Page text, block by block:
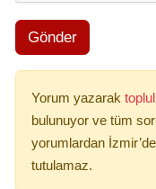
Gönder
Yorum yazarak
bulunuyor ve tüm
yorumlardan
tutulamaz.